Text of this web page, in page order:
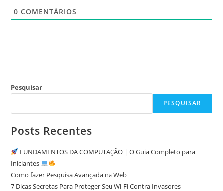
0 COMENTÁRIOS
Pesquisar
PESQUISAR
Posts Recentes
FUNDAMENTOS DA COMPUTAÇÃO | O Guia Completo para
Iniciantes
Como fazer Pesquisa Avançada na Web
7 Dicas Secretas Para Proteger Seu Wi-Fi Contra Invasores